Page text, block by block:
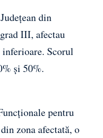
din
III, afectau
Scorul
și 50%.
pentru
zona afectată, o